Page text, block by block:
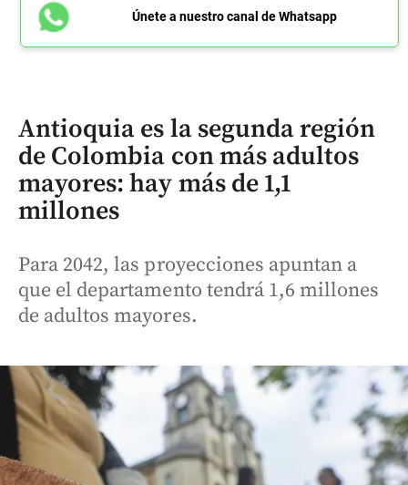
Únete a nuestro canal de Whatsapp
Antioquia es la segunda región
de Colombia con más adultos
mayores: hay más de 1,1
millones
Para 2042, las proyecciones apuntan a
que el departamento tendrá 1,6 millones
de adultos mayores.